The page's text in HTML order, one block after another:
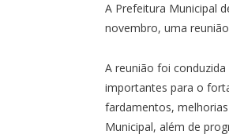
A Prefeitura Municipal
novembro, uma
A reunião foi
importantes para o
fardamentos,
Municipal, além de